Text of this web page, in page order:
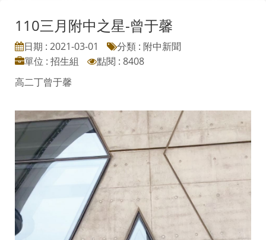
110三月附中之星-曾于馨
日期 : 2021-03-01
分類 : 附中新聞
單位 : 招生組
點閱 : 8408
高二丁曾于馨